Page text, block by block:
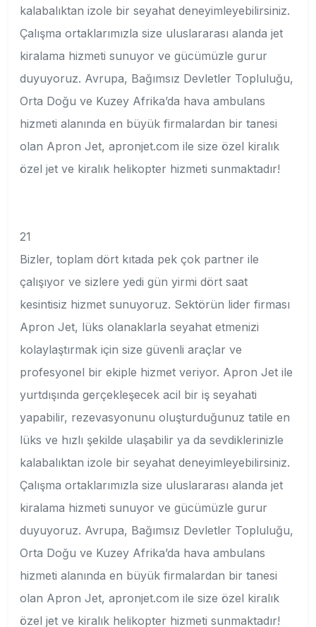
kalabalıktan izole bir seyahat deneyimleyebilirsiniz.
Çalışma ortaklarımızla size uluslararası alanda jet
kiralama hizmeti sunuyor ve gücümüzle gurur
duyuyoruz. Avrupa, Bağımsız Devletler Topluluğu,
Orta Doğu ve Kuzey Afrika’da hava ambulans
hizmeti alanında en büyük firmalardan bir tanesi
olan Apron Jet, apronjet.com ile size özel kiralık
özel jet ve kiralık helikopter hizmeti sunmaktadır!
21
Bizler, toplam dört kıtada pek çok partner ile
çalışıyor ve sizlere yedi gün yirmi dört saat
kesintisiz hizmet sunuyoruz. Sektörün lider firması
Apron Jet, lüks olanaklarla seyahat etmenizi
kolaylaştırmak için size güvenli araçlar ve
profesyonel bir ekiple hizmet veriyor. Apron Jet ile
yurtdışında gerçekleşecek acil bir iş seyahati
yapabilir, rezevasyonunu oluşturduğunuz tatile en
lüks ve hızlı şekilde ulaşabilir ya da sevdiklerinizle
kalabalıktan izole bir seyahat deneyimleyebilirsiniz.
Çalışma ortaklarımızla size uluslararası alanda jet
kiralama hizmeti sunuyor ve gücümüzle gurur
duyuyoruz. Avrupa, Bağımsız Devletler Topluluğu,
Orta Doğu ve Kuzey Afrika’da hava ambulans
hizmeti alanında en büyük firmalardan bir tanesi
olan Apron Jet, apronjet.com ile size özel kiralık
özel jet ve kiralık helikopter hizmeti sunmaktadır!